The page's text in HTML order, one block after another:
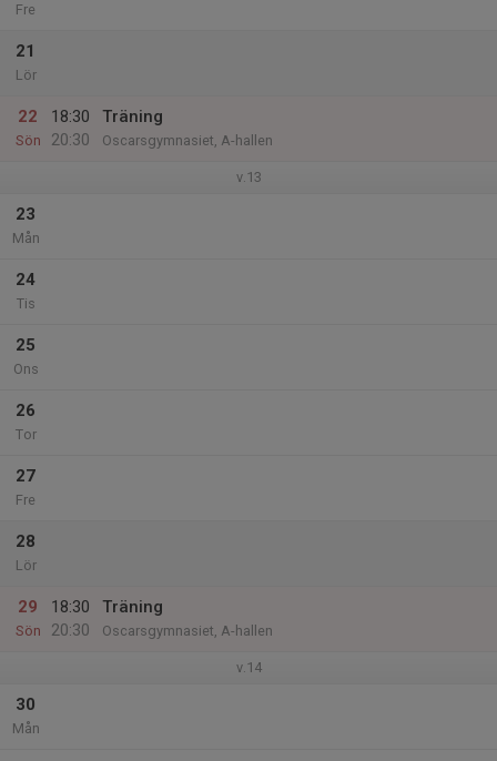
Fre
21
Lör
22
Sön
18:30
20:30
Träning
Oscarsgymnasiet, A-hallen
v.13
23
Mån
24
Tis
25
Ons
26
Tor
27
Fre
28
Lör
29
Sön
18:30
20:30
Träning
Oscarsgymnasiet, A-hallen
v.14
30
Mån